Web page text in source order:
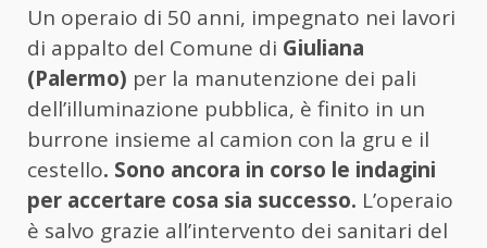
Un operaio di 50 anni, impegnato nei lavori
di appalto del Comune di Giuliana
(Palermo) per la manutenzione dei pali
dell’illuminazione pubblica, è finito in un
burrone insieme al camion con la gru e il
cestello. Sono ancora in corso le indagini
per accertare cosa sia successo. L’operaio
è salvo grazie all’intervento dei sanitari del